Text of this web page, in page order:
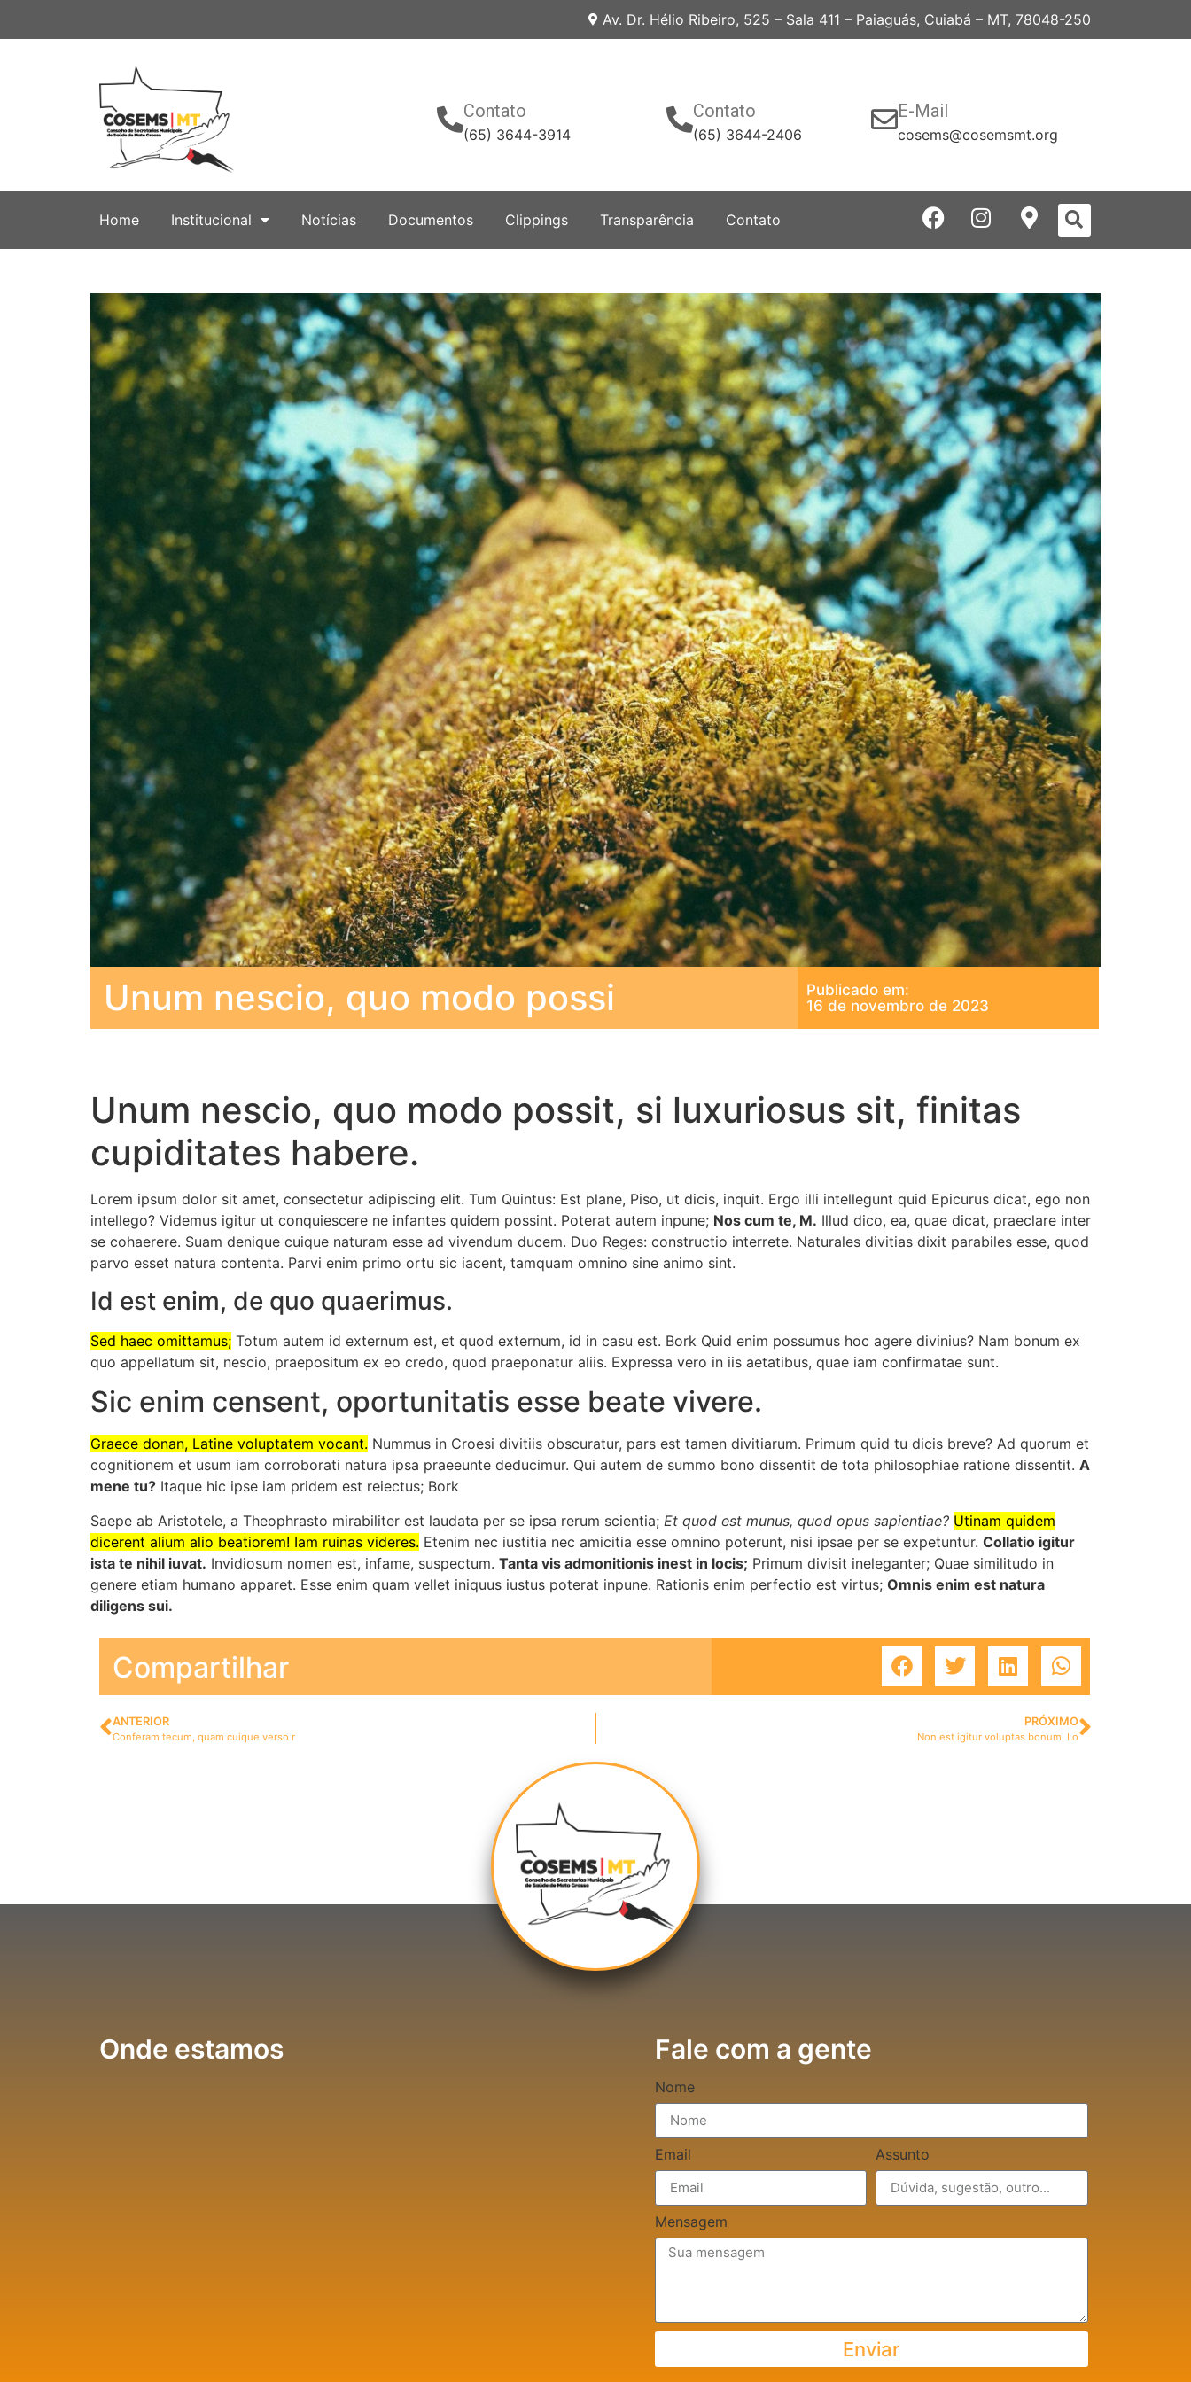
Av. Dr. Hélio Ribeiro, 525 – Sala 411 – Paiaguás, Cuiabá – MT, 78048-250
Contato
(65) 3644-3914
Contato
(65) 3644-2406
E-Mail
cosems@cosemsmt.org
Home Institucional Notícias Documentos Clippings Transparência Contato
Unum nescio, quo modo possi
Publicado em:
16 de novembro de 2023
Unum nescio, quo modo possit, si luxuriosus sit, finitas
cupiditates habere.
Lorem ipsum dolor sit amet, consectetur adipiscing elit. Tum Quintus: Est plane, Piso, ut dicis, inquit. Ergo illi intellegunt quid Epicurus dicat, ego non
intellego? Videmus igitur ut conquiescere ne infantes quidem possint. Poterat autem inpune; Nos cum te, M. Illud dico, ea, quae dicat, praeclare inter
se cohaerere. Suam denique cuique naturam esse ad vivendum ducem. Duo Reges: constructio interrete. Naturales divitias dixit parabiles esse, quod
parvo esset natura contenta. Parvi enim primo ortu sic iacent, tamquam omnino sine animo sint.
Id est enim, de quo quaerimus.
Sed haec omittamus; Totum autem id externum est, et quod externum, id in casu est. Bork Quid enim possumus hoc agere divinius? Nam bonum ex
quo appellatum sit, nescio, praepositum ex eo credo, quod praeponatur aliis. Expressa vero in iis aetatibus, quae iam confirmatae sunt.
Sic enim censent, oportunitatis esse beate vivere.
Graece donan, Latine voluptatem vocant. Nummus in Croesi divitiis obscuratur, pars est tamen divitiarum. Primum quid tu dicis breve? Ad quorum et
cognitionem et usum iam corroborati natura ipsa praeeunte deducimur. Qui autem de summo bono dissentit de tota philosophiae ratione dissentit. A
mene tu? Itaque hic ipse iam pridem est reiectus; Bork
Saepe ab Aristotele, a Theophrasto mirabiliter est laudata per se ipsa rerum scientia; Et quod est munus, quod opus sapientiae? Utinam quidem
dicerent alium alio beatiorem! Iam ruinas videres. Etenim nec iustitia nec amicitia esse omnino poterunt, nisi ipsae per se expetuntur. Collatio igitur
ista te nihil iuvat. Invidiosum nomen est, infame, suspectum. Tanta vis admonitionis inest in locis; Primum divisit ineleganter; Quae similitudo in
genere etiam humano apparet. Esse enim quam vellet iniquus iustus poterat inpune. Rationis enim perfectio est virtus; Omnis enim est natura
diligens sui.
Compartilhar
ANTERIOR
Conferam tecum, quam cuique verso r
PRÓXIMO
Non est igitur voluptas bonum. Lo
Onde estamos Fale com a gente
Nome
Email Assunto
Mensagem
Enviar